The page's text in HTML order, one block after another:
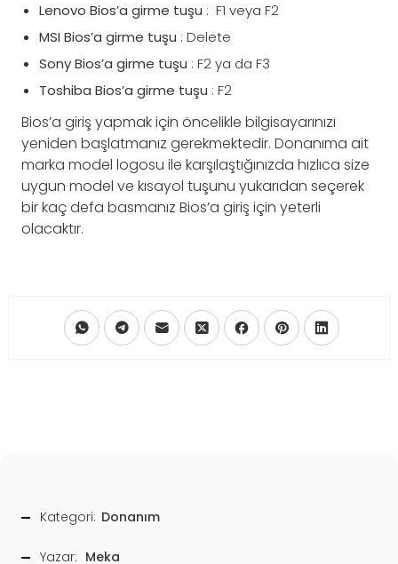
Lenovo Bios’a girme tuşu : F1 veya F2
MSI Bios’a girme tuşu : Delete
Sony Bios’a girme tuşu : F2 ya da F3
Toshiba Bios’a girme tuşu : F2
Bios’a giriş yapmak için öncelikle bilgisayarınızı
yeniden başlatmanız gerekmektedir. Donanıma ait
marka model logosu ile karşılaştığınızda hızlıca size
uygun model ve kısayol tuşunu yukarıdan seçerek
bir kaç defa basmanız Bios’a giriş için yeterli
olacaktır.
Kategori: Donanım
Yazar: Meka